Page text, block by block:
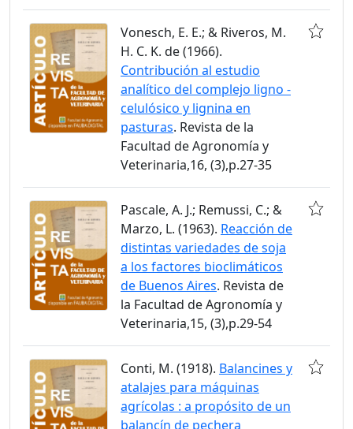
Vonesch, E. E.; & Riveros, M.
H. C. K. de (1966).
Contribución al estudio
analítico del complejo ligno -
celulósico y lignina en
pasturas. Revista de la
Facultad de Agronomía y
Veterinaria,16, (3),p.27-35
Pascale, A. J.; Remussi, C.; &
Marzo, L. (1963). Reacción de
distintas variedades de soja
a los factores bioclimáticos
de Buenos Aires. Revista de
la Facultad de Agronomía y
Veterinaria,15, (3),p.29-54
Conti, M. (1918). Balancines y
atalajes para máquinas
agrícolas : a propósito de un
balancín de pechera